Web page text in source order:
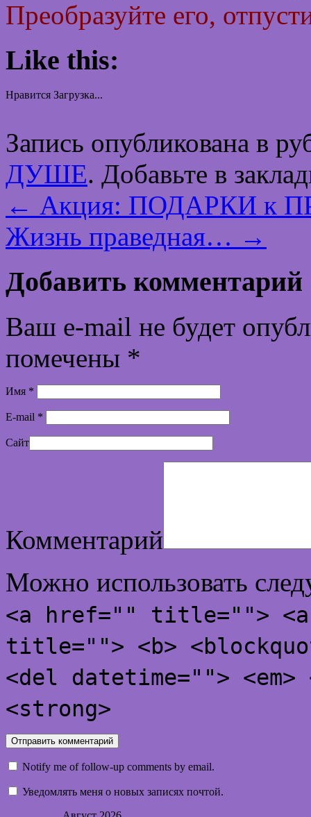
Преобразуйте его,
Like this:
Нравится Загрузка...
Запись опубликована в
ДУШЕ. Добавьте в
← Акция: ПОДАРКИ к
Жизнь праведная… →
Добавить комментарий
Ваш e-mail не будет
помечены *
Имя *
E-mail *
Сайт
Комментарий
Можно использовать
<a href="" title="">
title=""> <b>
<del datetime="">
<strong>
Notify me of follow-up comments by email.
Уведомлять меня о новых записях почтой.